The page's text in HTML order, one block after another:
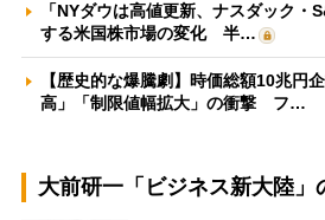
「NYダウは高値更新、ナスダック・
する米国株市場の変化 半…
【歴史的な爆騰劇】時価総額10兆円
高」「制限値幅拡大」の衝撃 フ…
大前研一「ビジネス新大陸」